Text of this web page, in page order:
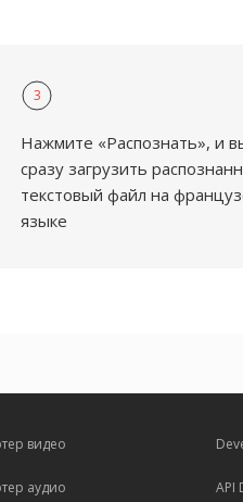
3
Нажмите «Распознать», и
сразу загрузить
текстовый файл на
языке
видео
аудио API